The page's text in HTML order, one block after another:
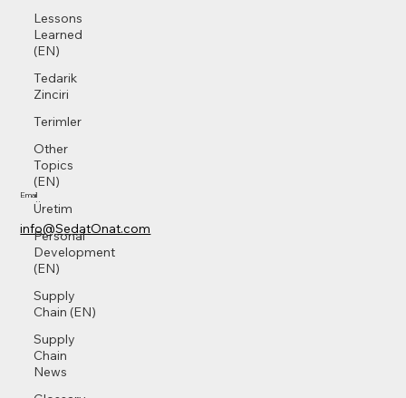
Lessons
Learned
(EN)
Tedarik
Zinciri
Terimler
Other
Topics
(EN)
Üretim
Personal
Development
(EN)
Supply
Chain (EN)
Supply
Chain
News
info@SedatOnat.com
Email